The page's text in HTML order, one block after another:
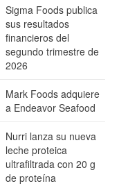
Sigma Foods publica
sus resultados
financieros del
segundo trimestre de
2026
Mark Foods adquiere
a Endeavor Seafood
Nurri lanza su nueva
leche proteica
ultrafiltrada con 20 g
de proteína